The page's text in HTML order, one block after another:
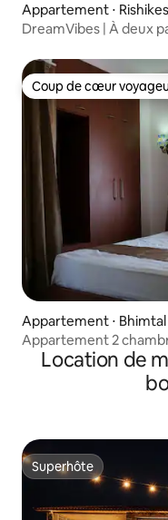
Appartement ⋅
DreamVibes | À deux
Coup de cœur
Coup de cœur
Appartement ⋅ Bhimtal
Appartement 2
Location de
Superhôte
Superhôte